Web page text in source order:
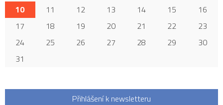
10
11 12 13 14 15
16
17
18 19 20 21 22
23
24
25 26 27 28 29
30
31
Přihlášení k newsletteru